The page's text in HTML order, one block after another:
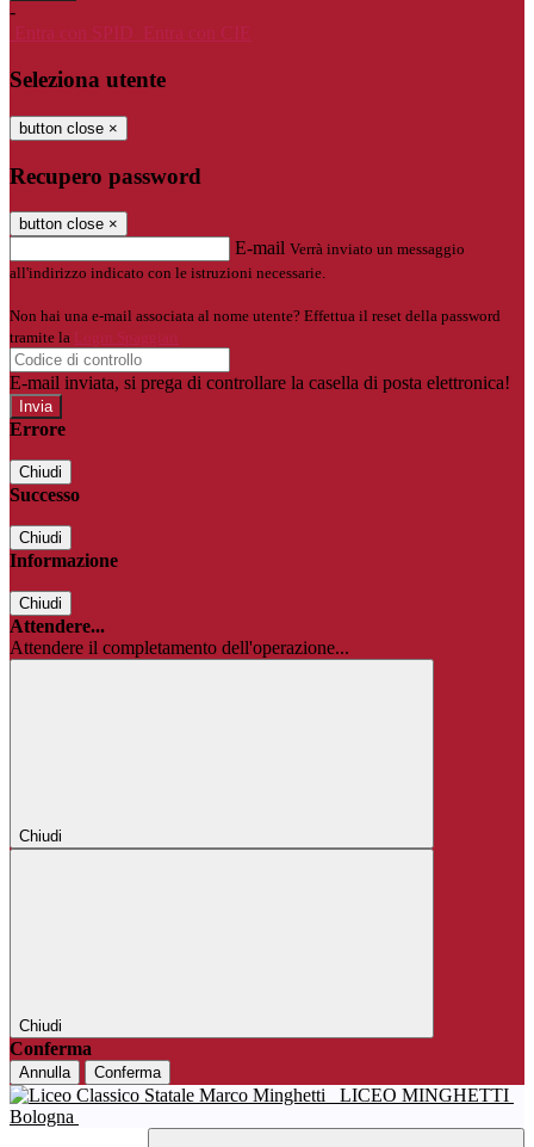
-
Entra con SPID
Entra con CIE
Seleziona utente
button close ×
Recupero password
button close ×
E-mail Verrà inviato un messaggio
all'indirizzo indicato con le istruzioni necessarie.
Non hai una e-mail associata al nome utente? Effettua il reset della password
tramite la
Login Spaggiari
E-mail inviata, si prega di controllare la casella di posta elettronica!
Errore
Chiudi
Successo
Chiudi
Informazione
Chiudi
Attendere...
Attendere il completamento dell'operazione...
Chiudi
Chiudi
Conferma
Annulla Conferma
LICEO MINGHETTI
Bologna